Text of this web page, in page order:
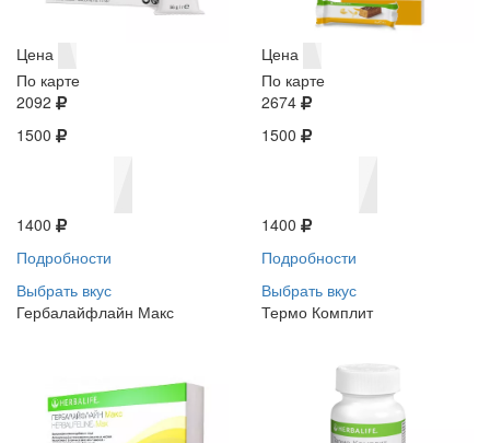
Цена
По карте
2092
1500
1400
Подробности
Выбрать вкус
Цена
По карте
2674
1500
1400
Подробности
Выбрать вкус
Гербалайфлайн Макс
Термо Комплит